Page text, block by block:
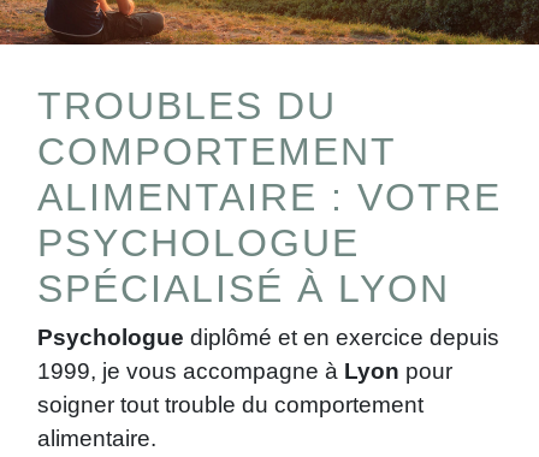
TROUBLES DU
COMPORTEMENT
ALIMENTAIRE : VOTRE
PSYCHOLOGUE
SPÉCIALISÉ À LYON
Psychologue diplômé et en exercice depuis
1999, je vous accompagne à Lyon pour
soigner tout trouble du comportement
alimentaire.